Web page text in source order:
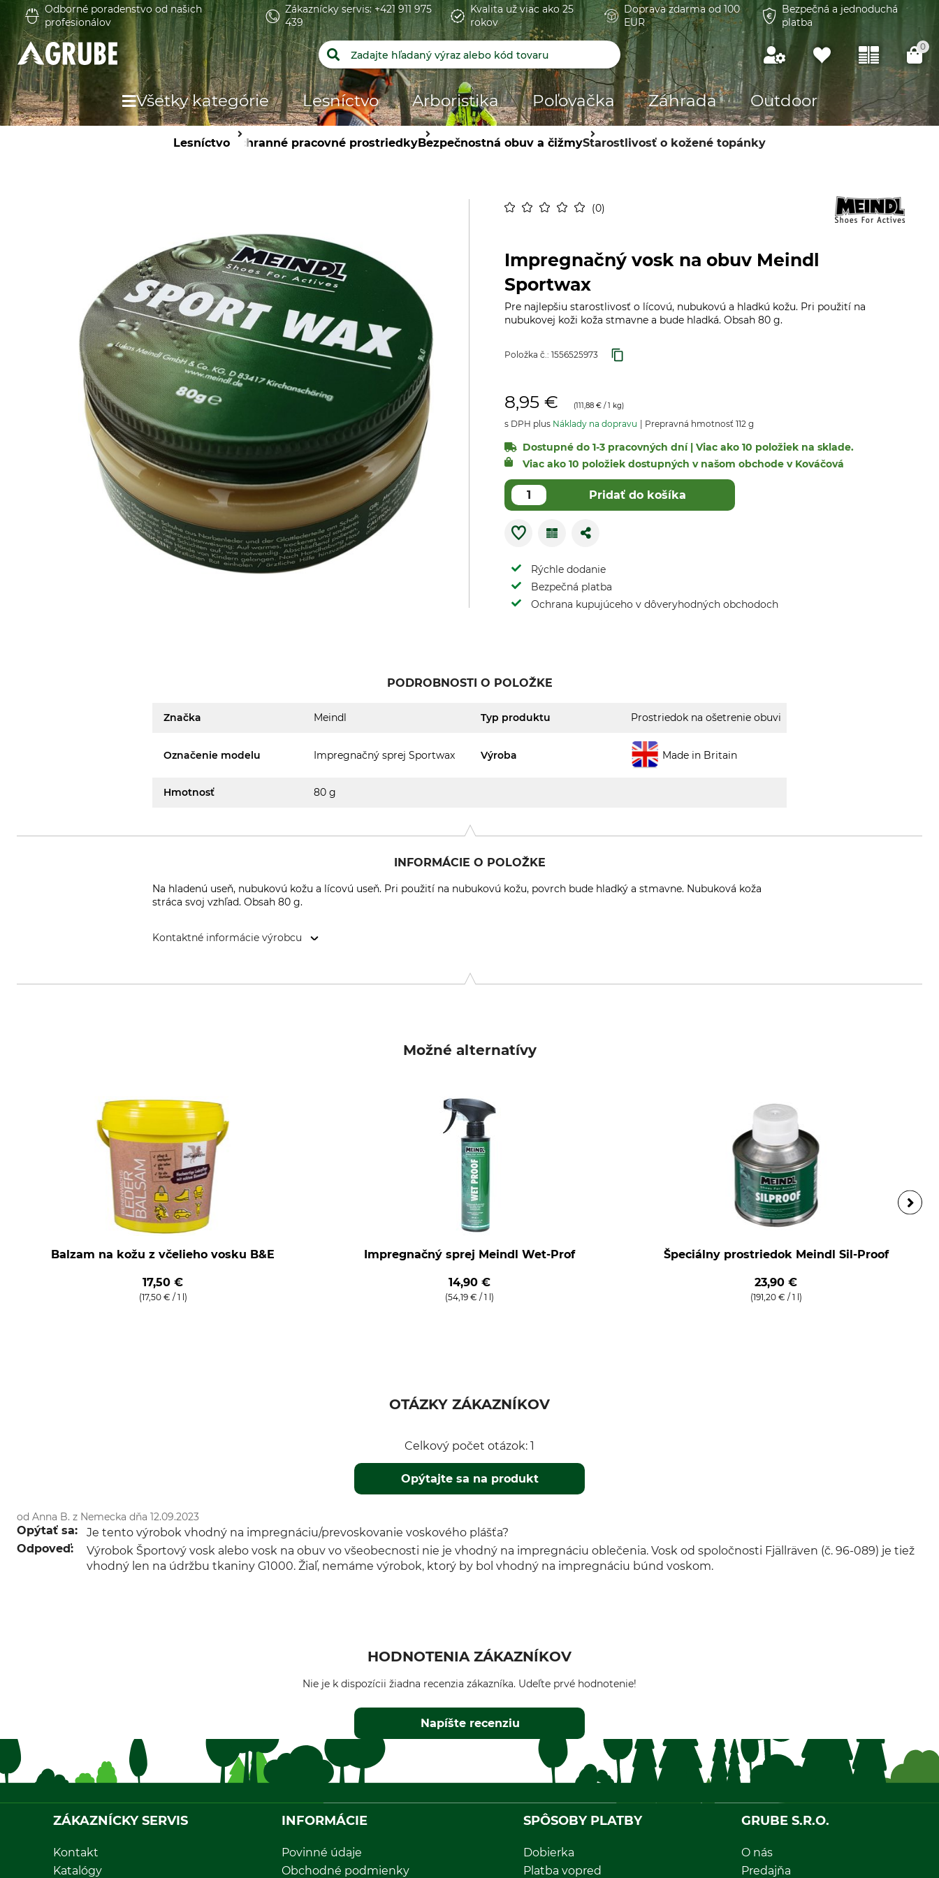
Odborné poradenstvo od našich
profesionálov
Zákaznícky servis: +421 911 975
439
Kvalita už viac ako 25
rokov
Doprava zdarma od 100
EUR
Bezpečná a jednoduchá
platba
0
Všetky kategórie Lesníctvo Arboristika Poľovačka Záhrada Outdoor
Lesníctvo Ochranné pracovné prostriedkyBezpečnostná obuv a čižmyStarostlivosť o kožené topánky
0
Impregnačný vosk na obuv Meindl
Sportwax
Pre najlepšiu starostlivosť o lícovú, nubukovú a hladkú kožu. Pri použití na
nubukovej koži koža stmavne a bude hladká. Obsah 80 g.
Položka č.: 1556525973
8,95 € (111,88 € / 1 kg)
s DPH plus Náklady na dopravu Prepravná hmotnosť 112 g
Dostupné do 1-3 pracovných dní | Viac ako 10 položiek na sklade.
Viac ako 10 položiek dostupných v našom obchode v Kováčová
Pridať do košíka
Rýchle dodanie
Bezpečná platba
Ochrana kupujúceho v dôveryhodných obchodoch
PODROBNOSTI O POLOŽKE
Značka Meindl Typ produktu Prostriedok na ošetrenie obuvi
Označenie modelu Impregnačný sprej Sportwax Výroba Made in Britain
Hmotnosť 80 g
INFORMÁCIE O POLOŽKE
Na hladenú useň, nubukovú kožu a lícovú useň. Pri použití na nubukovú kožu, povrch bude hladký a stmavne. Nubuková koža
stráca svoj vzhľad. Obsah 80 g.
Kontaktné informácie výrobcu
Možné alternatívy
Balzam na kožu z včelieho vosku B&E
17,50 €
(17,50 € / 1 l)
Impregnačný sprej Meindl Wet-Prof
14,90 €
(54,19 € / 1 l)
Špeciálny prostriedok Meindl Sil-Proof
23,90 €
(191,20 € / 1 l)
OTÁZKY ZÁKAZNÍKOV
Celkový počet otázok: 1
Opýtajte sa na produkt
od Anna B. z Nemecka dňa 12.09.2023
Opýtať sa:
Je tento výrobok vhodný na impregnáciu/prevoskovanie voskového plášťa?
Odpoveď:
Výrobok Športový vosk alebo vosk na obuv vo všeobecnosti nie je vhodný na impregnáciu oblečenia. Vosk od spoločnosti Fjällräven (č. 96-089) je tiež
vhodný len na údržbu tkaniny G1000. Žiaľ, nemáme výrobok, ktorý by bol vhodný na impregnáciu búnd voskom.
HODNOTENIA ZÁKAZNÍKOV
Nie je k dispozícii žiadna recenzia zákazníka. Udeľte prvé hodnotenie!
Napíšte recenziu
ZÁKAZNÍCKY SERVIS
Kontakt
Katalógy
INFORMÁCIE
Povinné údaje
Obchodné podmienky
SPÔSOBY PLATBY
Dobierka
Platba vopred
GRUBE S.R.O.
O nás
Predajňa